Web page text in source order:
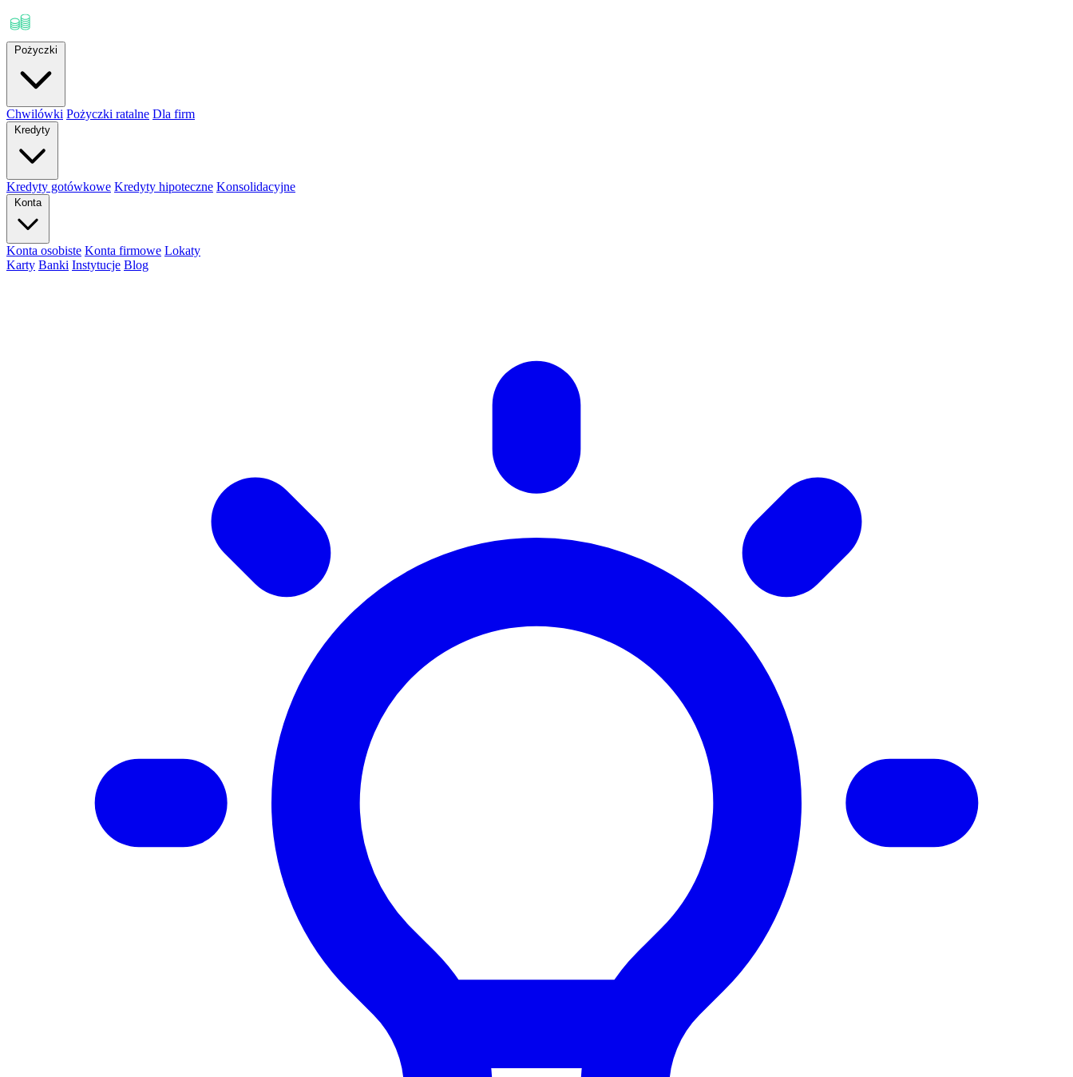
Pożyczki
Chwilówki Pożyczki ratalne Dla firm
Kredyty
Kredyty gotówkowe Kredyty hipoteczne Konsolidacyjne
Konta
Konta osobiste Konta firmowe Lokaty
Karty Banki Instytucje Blog